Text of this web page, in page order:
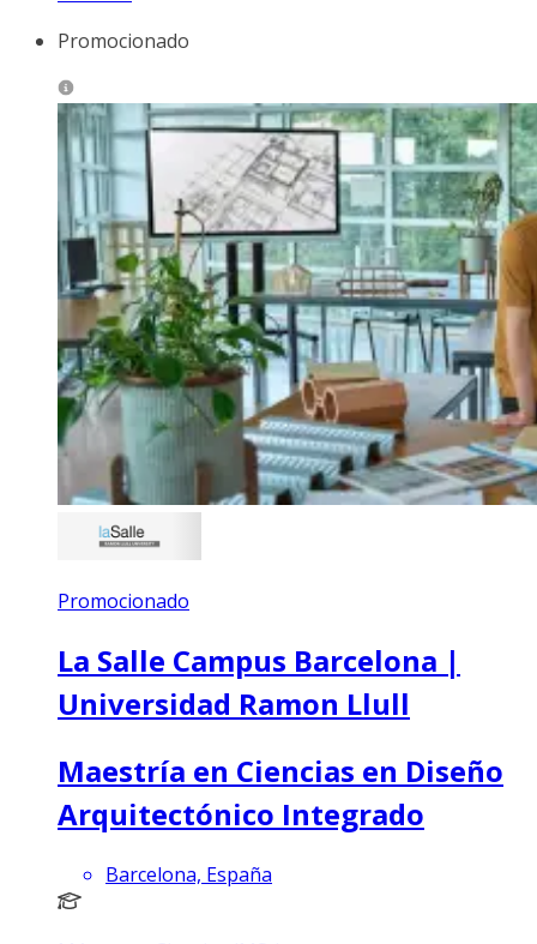
Promocionado
Promocionado
La Salle Campus Barcelona |
Universidad Ramon Llull
Maestría en Ciencias en Diseño
Arquitectónico Integrado
Barcelona, España